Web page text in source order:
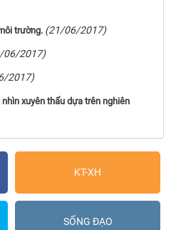
trường. (21/06/2017)
06/2017)
2017)
xuyên thấu dựa trên nghiên
KT-XH
SỐNG ĐẠO